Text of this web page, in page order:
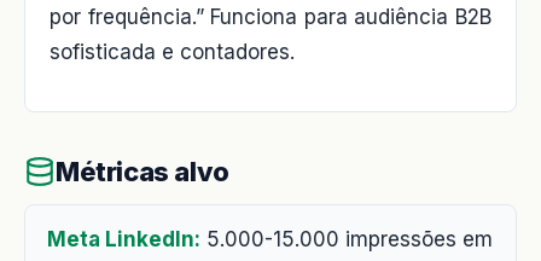
por frequência.” Funciona para audiência B2B
sofisticada e contadores.
Métricas alvo
Meta LinkedIn: 5.000-15.000 impressões em